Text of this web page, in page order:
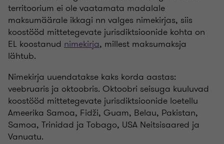
territoorium ei ole vaatamata madalale
maksumäärale ikkagi nn valges nimekirjas, siis
koostööd mittetegevate jurisdiktsioonide kohta on
EL koostanud nimekirja, millest maksumaksja
lähtub.
Nimekirja uuendatakse kaks korda aastas:
veebruaris ja oktoobris. Oktoobri seisuga kuuluvad
koostööd mittetegevate jurisdiktsioonide loetellu
Ameerika Samoa, Fidži, Guam, Belau, Pakistan,
Samoa, Trinidad ja Tobago, USA Neitsisaared ja
Vanuatu.